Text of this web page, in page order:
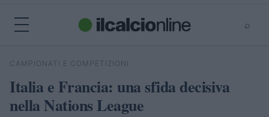
⌕
Cerca
CAMPIONATI E COMPETIZIONI
Italia e Francia: una sfida decisiva
nella Nations League